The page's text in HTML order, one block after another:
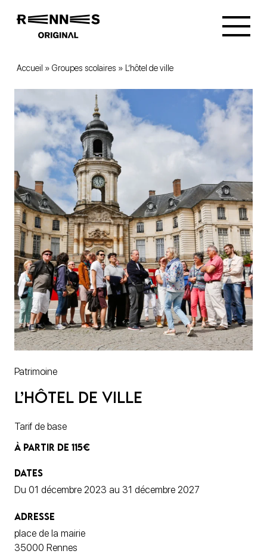
Accueil » Groupes scolaires » L’hôtel de ville
Patrimoine
L’hôtel de ville
Tarif de base
À PARTIR DE 115€
DATES
Du 01 décembre 2023 au 31 décembre 2027
ADRESSE
place de la mairie
35000 Rennes